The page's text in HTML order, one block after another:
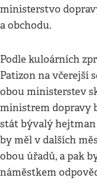
ministerstvo
a obchodu.
Podle kuloárních
Patizon na včerejší
obou ministerstev
ministrem dopravy
stát bývalý
by měl v dalších
obou úřadů, a pak
náměstkem